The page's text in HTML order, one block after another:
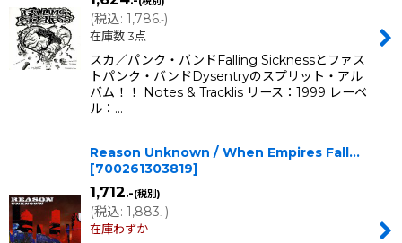
(税込: 1,786.-)
在庫数 3点
スカ／パンク・バンドFalling Sicknessとファス
トパンク・バンドDysentryのスプリット・アル
バム！！ Notes & Tracklis リース：1999 レーベ
ル：…
Reason Unknown / When Empires Fall...
[700261303819]
1,712.-(税別)
(税込: 1,883.-)
在庫わずか